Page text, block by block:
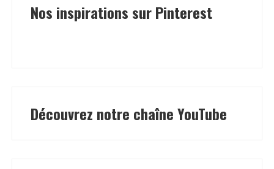
Nos inspirations sur Pinterest
Découvrez notre chaîne YouTube